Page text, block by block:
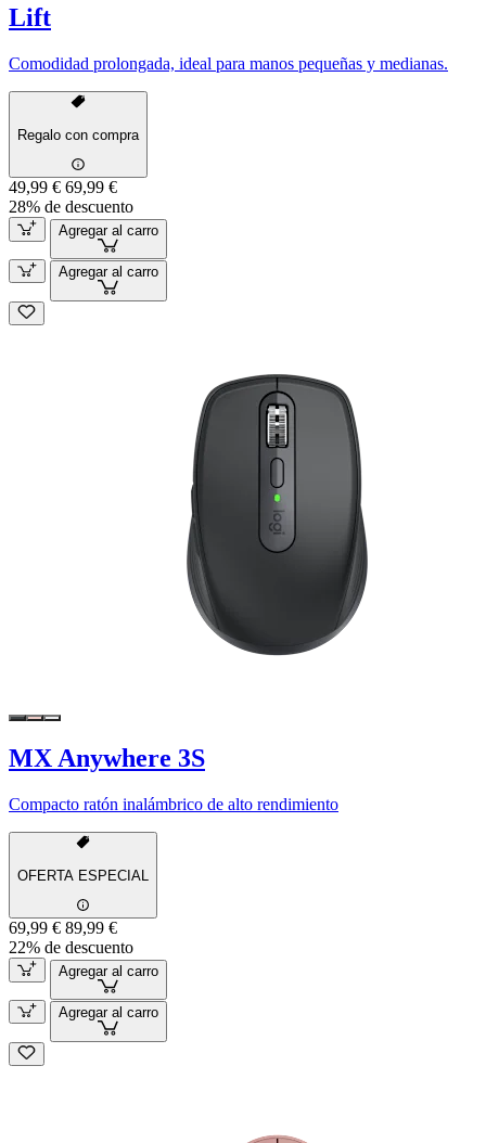
Lift
Comodidad prolongada, ideal para manos pequeñas y medianas.
Regalo con compra
49,99 € 69,99 €
28% de descuento
Agregar al carro
Agregar al carro
MX Anywhere 3S
Compacto ratón inalámbrico de alto rendimiento
OFERTA ESPECIAL
69,99 € 89,99 €
22% de descuento
Agregar al carro
Agregar al carro